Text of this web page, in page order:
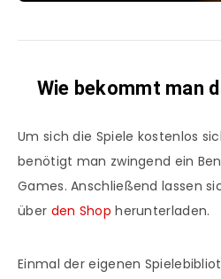
Wie bekommt man
Um sich die Spiele kostenlos
benötigt man zwingend ein
Games. Anschließend lassen
über den Shop herunterladen.
Einmal der eigenen